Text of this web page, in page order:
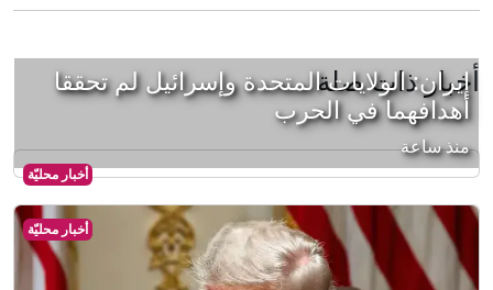
أخبار ذات صلة
أخبار محليّة
إيران: الولايات المتحدة وإسرائيل لم تحققا
أهدافهما في الحرب
منذ ساعة
أخبار محليّة